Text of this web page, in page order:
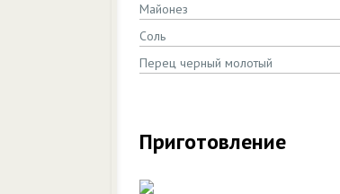
Майонез
Соль
Перец черный молотый
Приготовление